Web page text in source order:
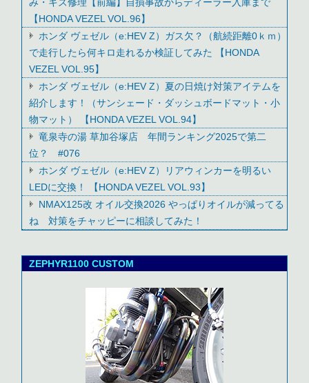
【HONDA VEZEL VOL.96】
ホンダ ヴェゼル（e:HEV Z）ガス欠？（航続距離0ｋｍ）
で走行したら何キロ走れるか検証してみた 【HONDA
VEZEL VOL.95】
ホンダ ヴェゼル（e:HEV Z）夏の日焼け対策アイテムを
紹介します！（サンシェード・ダッシュボードマット・小
物マット） 【HONDA VEZEL VOL.94】
竜泉寺の湯 草加谷塚店 年間ランキング2025で第二
位？ #076
ホンダ ヴェゼル（e:HEV Z）リアウィンカーを明るい
LEDに交換！ 【HONDA VEZEL VOL.93】
NMAX125改 オイル交換2026 やっぱりオイルが減ってる
ね 対策をチャッピーに相談してみた！
ZEPHYR1100 CUSTOM